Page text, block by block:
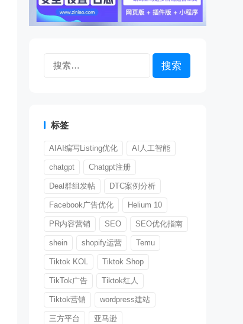
标签
AIAI编写Listing优化 AI人工智能
chatgpt Chatgpt注册
Deal群组发帖 DTC案例分析
Facebook广告优化 Helium 10
PR内容营销 SEO SEO优化指南
shein shopify运营 Temu
Tiktok KOL Tiktok Shop
TikTok广告 Tiktok红人
Tiktok营销 wordpress建站
三方平台 亚马逊